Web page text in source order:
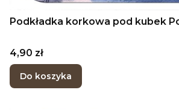
Podkładka korkowa pod kubek
Cena
4,90 zł
Do koszyka